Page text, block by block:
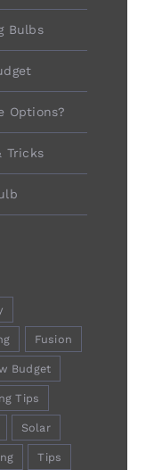
Bulbs
Options?
Tricks
Fusion
Budget
Tips
Solar
Tips